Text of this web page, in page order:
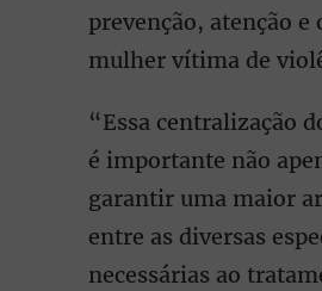
prevenção, atenção e
mulher vítima de
“Essa centralização
é importante não
garantir uma maior
entre as diversas
necessárias ao